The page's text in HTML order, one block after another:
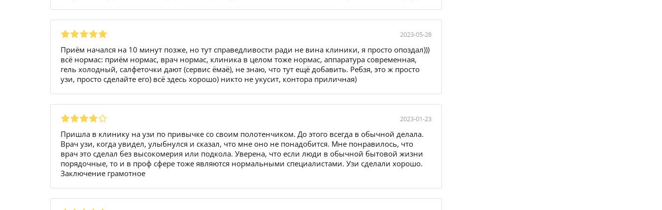
2023-05-28
Приём начался на 10 минут позже, но тут справедливости ради не вина клиники, я просто опоздал)))
всё нормас: приём нормас, врач нормас, клиника в целом тоже нормас, аппаратура современная,
гель холодный, салфеточки дают (сервис ëмаë), не знаю, что тут ещё добавить. Ребзя, это ж просто
узи, просто сделайте его) всё здесь хорошо) никто не укусит, контора приличная)
2023-01-23
Пришла в клинику на узи по привычке со своим полотенчиком. До этого всегда в обычной делала.
Врач узи, когда увидел, улыбнулся и сказал, что мне оно не понадобится. Мне понравилось, что
врач это сделал без высокомерия или подкола. Уверена, что если люди в обычной бытовой жизни
порядочные, то и в проф сфере тоже являются нормальными специалистами. Узи сделали хорошо.
Заключение грамотное